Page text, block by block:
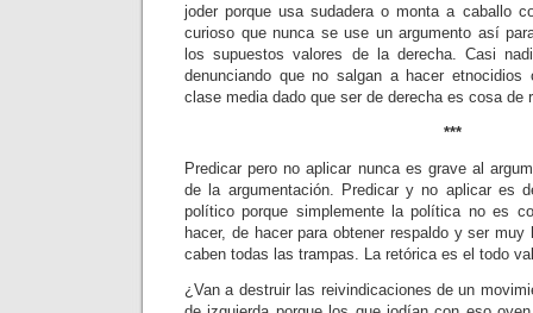
joder porque usa sudadera o monta a caballo
curioso que nunca se use un argumento así
los supuestos valores de la derecha. Casi
denunciando que no salgan a hacer
clase media dado que ser de derecha es cosa de
***
Predicar pero no aplicar nunca es grave al
de la argumentación. Predicar y no aplicar es
político porque simplemente la política no es
hacer, de hacer para obtener respaldo y ser
caben todas las trampas. La retórica es el todo
¿Van a destruir las reivindicaciones de un